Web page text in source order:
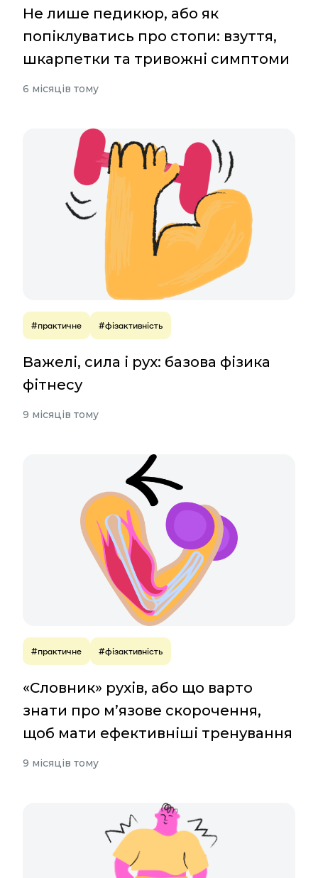
Не лише педикюр, або як
попіклуватись про стопи: взуття,
шкарпетки та тривожні симптоми
6 місяців тому
#практичне #фізактивність
Важелі, сила і рух: базова фізика
фітнесу
9 місяців тому
#практичне #фізактивність
«Словник» рухів, або що варто
знати про м’язове скорочення,
щоб мати ефективніші тренування
9 місяців тому